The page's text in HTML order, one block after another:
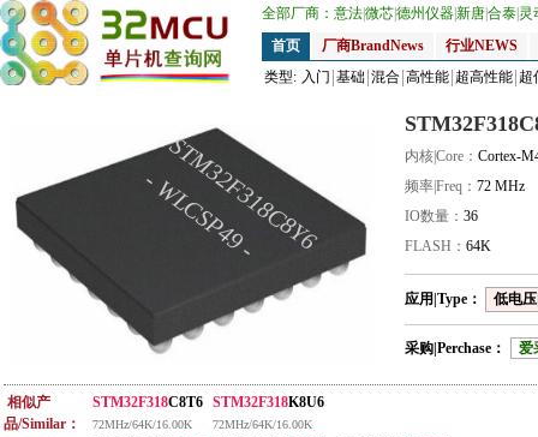
全部厂商： 意法微芯德州仪器新唐合泰 灵
首页
厂商BrandNews
行业NEWS
类型: 入门 基础 混合 高性能 超高性能 超
STM32F318C8Y6
- WLCSP49 -
内核|Core： Cortex-
频率|Freq： 72 MHz
IO数量： 36
FLASH： 64K
应用|Type： 低电
采购|Perchase： 爱
相似产
品/Similar：
STM32F318C8T6
72MHz/64K/16.00K
STM32F318K8U6
72MHz/64K/16.00K